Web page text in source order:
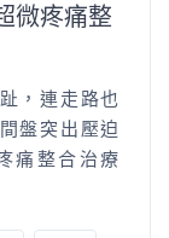
微疼痛整
，連走路也
盤突出壓迫
痛整合治療